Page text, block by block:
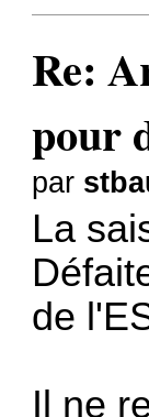
Re:
pour
par
La
de
Il ne